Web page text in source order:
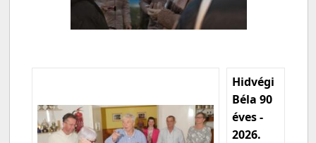
Hidvégi
Béla 90
éves -
2026.